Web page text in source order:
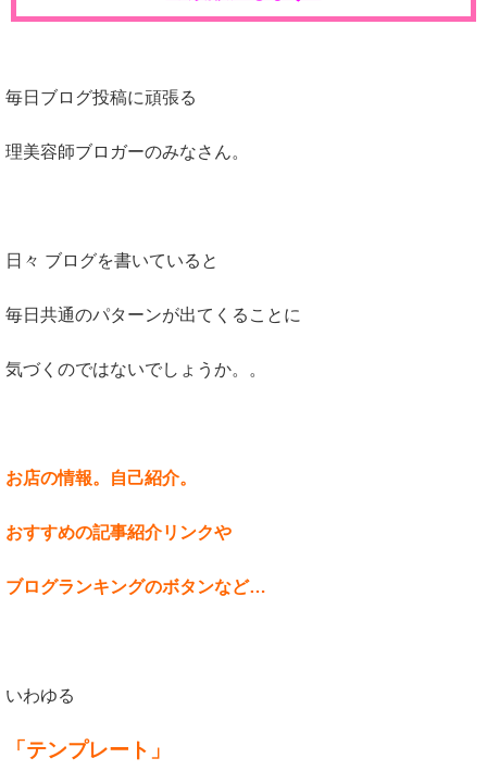
毎日ブログ投稿に頑張る
理美容師ブロガーのみなさん。
日々 ブログを書いていると
毎日共通のパターンが出てくることに
気づくのではないでしょうか。。
お店の情報。自己紹介。
おすすめの記事紹介リンクや
ブログランキングのボタンなど…
いわゆる
「テンプレート」